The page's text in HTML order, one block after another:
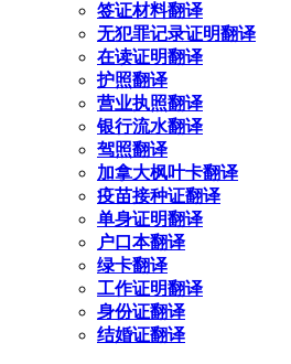
签证材料翻译
无犯罪记录证明翻译
在读证明翻译
护照翻译
营业执照翻译
银行流水翻译
驾照翻译
加拿大枫叶卡翻译
疫苗接种证翻译
单身证明翻译
户口本翻译
绿卡翻译
工作证明翻译
身份证翻译
结婚证翻译